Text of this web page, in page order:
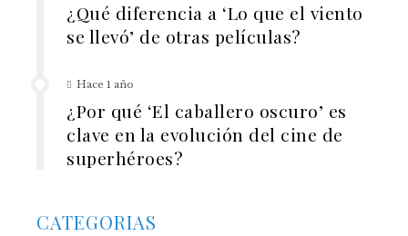
¿Qué diferencia a ‘Lo que el viento
se llevó’ de otras películas?
Hace 1 año
¿Por qué ‘El caballero oscuro’ es
clave en la evolución del cine de
superhéroes?
CATEGORIAS